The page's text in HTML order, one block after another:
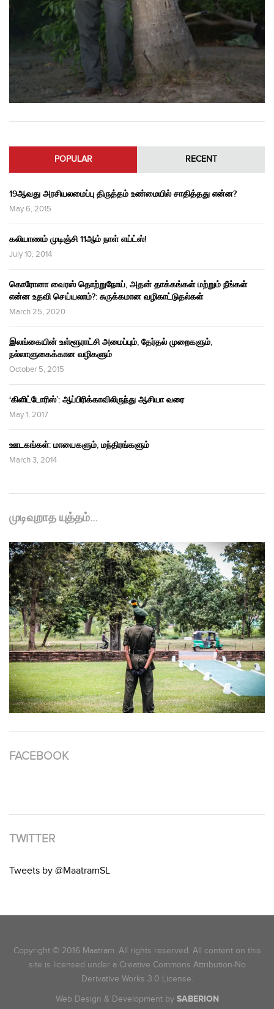
POPULAR RECENT
19ஆவது அரசியலமைப்பு திருத்தம் உண்மையில் சாதித்தது என்ன?
May 6, 2015
கலியாணம் முடிஞ்சி 11ஆம் நாள் எய்ட்ஸ்!
July 10, 2014
கொரோனா வைரஸ் தொற்றுநோய், அதன் தாக்கங்கள் மற்றும் நீங்கள்
என்ன உதவி செய்யலாம்?: சுருக்கமான வழிகாட்டுதல்கள்
March 25, 2020
இலங்கையின் உள்ளூராட்சி அமைப்பும், தேர்தல் முறைகளும்,
நல்லாளுகைக்கான வழிகளும்
October 5, 2015
‘கிளிட்டோரிஸ்’: ஆப்பிரிக்காவிலிருந்து ஆசியா வரை
May 1, 2017
ஊடகங்கள்: மாயைகளும், மந்திரங்களும்
March 3, 2014
முடிவுறாத யுத்தம்…
FACEBOOK
TWITTER
Tweets by @MaatramSL
Copyright © 2016 Maatram. All rights reserved. All content on this
site is licensed under a Creative Commons Attribution-No
Derivative Works 3.0 License.
Web Design & Development by SABERION